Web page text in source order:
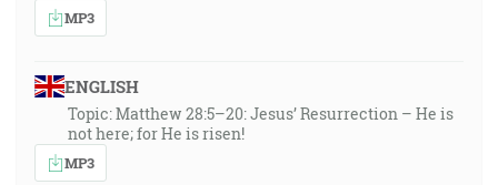
MP3
ENGLISH
Topic: Matthew 28:5–20: Jesus’ Resurrection – He is
not here; for He is risen!
MP3